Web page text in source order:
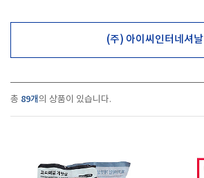
(주) 아이씨인터네셔날
총 89개의 상품이 있습니다.